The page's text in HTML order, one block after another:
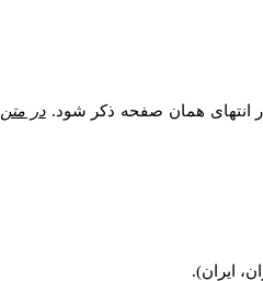
انتهای همان صفحه ذکر شود. در متن
ایران).